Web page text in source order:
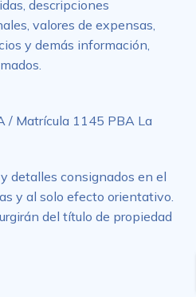
descripciones
valores de expensas,
y demás información,
/ Matrícula 1145 PBA La
detalles consignados en el
y al solo efecto orientativo.
del título de propiedad